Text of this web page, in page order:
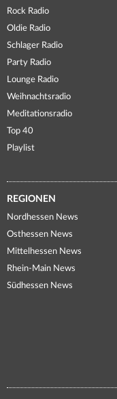
Rock Radio
Oldie Radio
Schlager Radio
Party Radio
Lounge Radio
Weihnachtsradio
Meditationsradio
Top 40
Playlist
REGIONEN
Nordhessen News
Osthessen News
Mittelhessen News
Rhein-Main News
Südhessen News